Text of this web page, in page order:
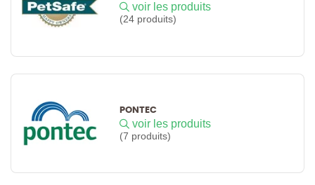
voir les produits
(24 produits)
PONTEC
voir les produits
(7 produits)